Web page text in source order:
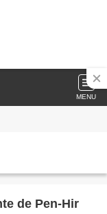
MENU
de Pen-Hir